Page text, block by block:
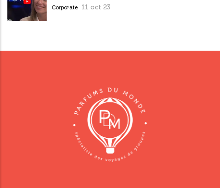
Corporate 11 oct 23